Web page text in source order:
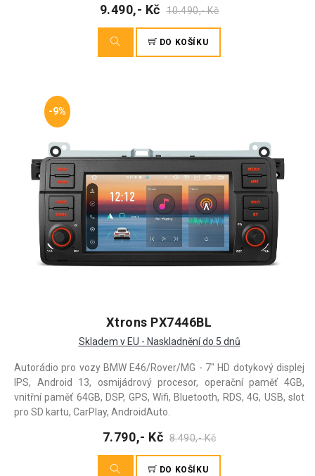
9.490,- Kč 10.490,- Kč
DO KOŠÍKU
-9%
Xtrons PX7446BL
Skladem v EU - Naskladnění do 5 dnů
Autorádio pro vozy BMW E46/Rover/MG - 7" HD dotykový displej
IPS, Android 13, osmijádrový procesor, operační paměť 4GB,
vnitřní paměť 64GB, DSP, GPS, Wifi, Bluetooth, RDS, 4G, USB, slot
pro SD kartu, CarPlay, AndroidAuto.
7.790,- Kč 8.490,- Kč
DO KOŠÍKU